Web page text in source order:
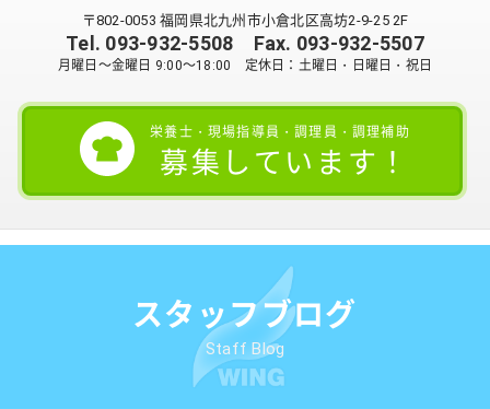
〒802-0053 福岡県北九州市小倉北区高坊2-9-25 2F
Tel. 093-932-5508 Fax. 093-932-5507
月曜日～金曜日 9:00～18:00 定休日：土曜日・日曜日・祝日
栄養士・現場指導員・調理員・調理補助
募集しています！
スタッフブログ
Staff Blog